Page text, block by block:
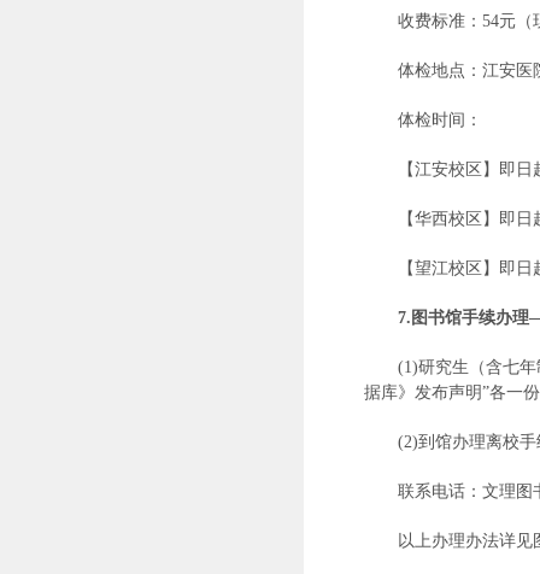
收费标准：54元（
体检地点：江安医
体检时间：
【江安校区】即
【华西校区】即
【望江校区】即
7. 图书馆手续办
(1)研究生（含七
据库》发布声明”各一
(2)到馆办理离校
联系电话：文理图
以上办理办法详见